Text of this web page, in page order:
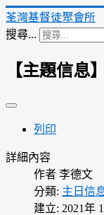
荃灣基督徒聚會所
搜尋...
【主題信
列印
詳細內容
作者 李德文
分類: 主日信
建立: 2021年